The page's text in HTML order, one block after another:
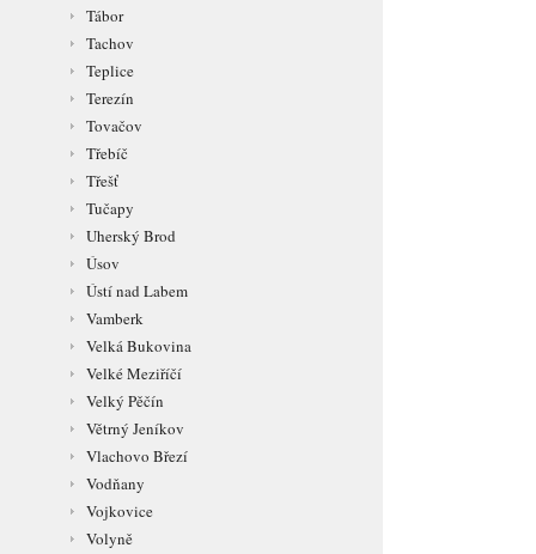
Tábor
Tachov
Teplice
Terezín
Tovačov
Třebíč
Třešť
Tučapy
Uherský Brod
Úsov
Ústí nad Labem
Vamberk
Velká Bukovina
Velké Meziříčí
Velký Pěčín
Větrný Jeníkov
Vlachovo Březí
Vodňany
Vojkovice
Volyně